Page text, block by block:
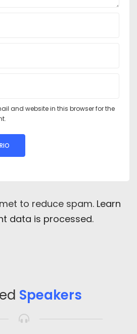
and website in this browser for the
to reduce spam. Learn
data is processed.
Speakers